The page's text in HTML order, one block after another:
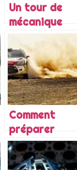
Un tour de
mécanique
pour la moto
Comment
préparer
votre voiture
de course